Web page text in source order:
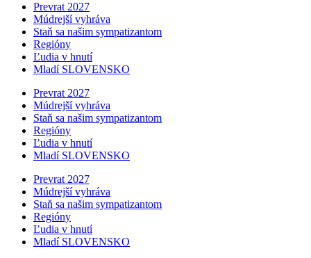
Prevrat 2027
Múdrejší vyhráva
Staň sa našim sympatizantom
Regióny
Ľudia v hnutí
Mladí SLOVENSKO
Prevrat 2027
Múdrejší vyhráva
Staň sa našim sympatizantom
Regióny
Ľudia v hnutí
Mladí SLOVENSKO
Prevrat 2027
Múdrejší vyhráva
Staň sa našim sympatizantom
Regióny
Ľudia v hnutí
Mladí SLOVENSKO